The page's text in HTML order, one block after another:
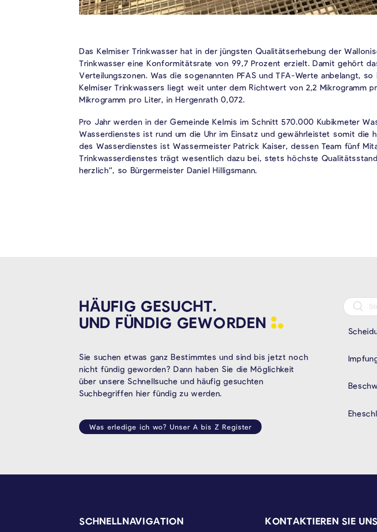
Das Kelmiser Trinkwasser hat in der jüngsten Qualitätserhebung der
Trinkwasser eine Konformitätsrate von 99,7 Prozent erzielt. Damit gehört
Verteilungszonen. Was die sogenannten PFAS und TFA-Werte anbelangt,
Kelmiser Trinkwassers liegt weit unter dem Richtwert von 2,2 Mikrogramm
Mikrogramm pro Liter, in Hergenrath 0,072.
Pro Jahr werden in der Gemeinde Kelmis im Schnitt 570.000 Kubikmeter
Wasserdienstes ist rund um die Uhr im Einsatz und gewährleistet somit die
des Wasserdienstes ist Wassermeister Patrick Kaiser, dessen Team fünf
Trinkwasserdienstes trägt wesentlich dazu bei, stets höchste
herzlich”, so Bürgermeister Daniel Hilligsmann.
HÄUFIG GESUCHT.
UND FÜNDIG GEWORDEN
Sie suchen etwas ganz Bestimmtes und sind bis jetzt noch
nicht fündig geworden? Dann haben Sie die Möglichkeit
über unsere Schnellsuche und häufig gesuchten
Suchbegriffen hier fündig zu werden.
Was erledige ich wo? Unser A bis Z Register
SCHNELLNAVIGATION KONTAKTIEREN SIE UNS